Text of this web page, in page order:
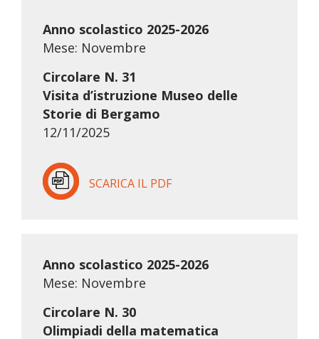
Anno scolastico 2025-2026
Mese: Novembre
Circolare N. 31
Visita d’istruzione Museo delle
Storie di Bergamo
12/11/2025
SCARICA IL PDF
Anno scolastico 2025-2026
Mese: Novembre
Circolare N. 30
Olimpiadi della matematica